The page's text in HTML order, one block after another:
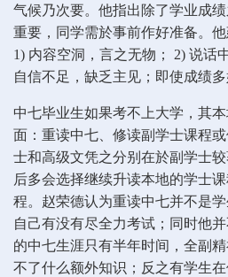
气候乃次要。他指出除了学业成
重要，同学需於事前作好准备。
1) 内容空洞，言之无物； 2) 说话
自信不足，缺乏主见；即使成绩多
中七毕业生如果考不上大学，其
面：重读中七、修读副学士课程
士和高级文凭之分别在於副学士
后多会选择继续升读本地的学士
程。赵荣德认为重读中七并不是
自己有没有尽全力考试；同时他
的中七生涯只有半年时间，全副
不了什么额外知识；反之有学生